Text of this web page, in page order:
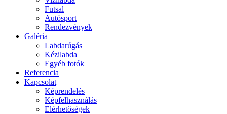
Futsal
Autósport
Rendezvények
Galéria
Labdarúgás
Kézilabda
Egyéb fotók
Referencia
Kapcsolat
Képrendelés
Képfelhasználás
Elérhetőségek